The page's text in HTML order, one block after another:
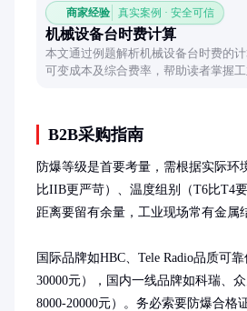
商家经验 真实案例 · 安全可信
机械设备台时费计算
本文通过例题解析机械设备台时费的计
可变成本及综合费率，帮助读者掌握
B2B采购指南
防爆等级是首要考量，需根据实际环
比IIB更严苛）、温度组别（T6比T4
距离要留有余量，工业现场常有金属
国际品牌如HBC、Tele Radio品质可
30000元），国内一线品牌如科瑞、
8000-20000元）。务必索要防爆合格